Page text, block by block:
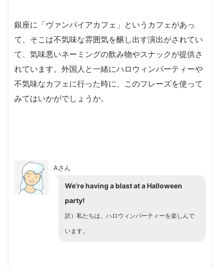
銀座に「ヴァンパイアカフェ」というカフェがあっ
て、そこは不気味な雰囲気を醸し出す演出がされてい
て、気味悪いネーミングの飲み物やスナックが提供さ
れています。外国人と一緒にハロウィンパーティーや
不気味なカフェに行った時に、このフレーズを使って
みてはいかがでしょうか。
Aさん
We’re having a blast at a Halloween
party!
訳）私たちは、ハロウィンパーティーを楽しんで
います。